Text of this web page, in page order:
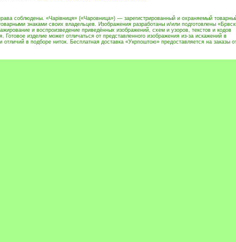
соблюдены. «Чарівниця» («Чаровница») — зарегистрированный и охраняемый
знаками своих владельцев. Изображения разработаны и/или подготовлены
и воспроизведение приведённых изображений, схем и узоров, текстов и кодов
изделие может отличаться от представленного изображения из-за искажений в
в подборе ниток. Бесплатная доставка «Укрпоштою» предоставляется на заказы